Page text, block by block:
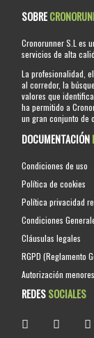
SOBRE
Cronorunner S.L es
servicios de alta
La profesionalidad,
al corredor, la
valores que
ha permitido a
un gran conjunto de
DOCUMENTACIÓN
Condiciones de uso
Política de cookies
Política privacidad
Condiciones
Cláusulas legales
RGPD (Reglamento
Autorización menores
REDESSOCIALES